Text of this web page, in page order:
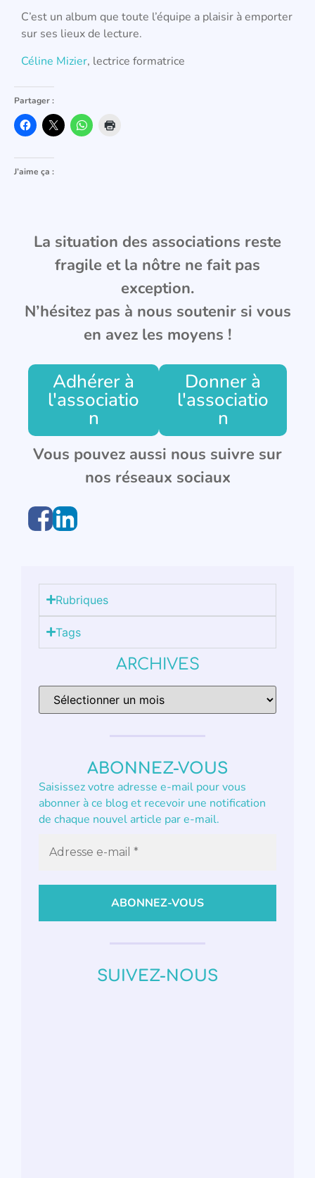
C’est un album que toute l’équipe a plaisir à emporter
sur ses lieux de lecture.
Céline Mizier, lectrice formatrice
Partager :
J’aime ça :
La situation des associations reste
fragile et la nôtre ne fait pas
exception.
N’hésitez pas à nous soutenir si vous
en avez les moyens !
Adhérer à
l'associatio
n
Donner à
l'associatio
n
Vous pouvez aussi nous suivre sur
nos réseaux sociaux
Rubriques
Tags
ARCHIVES
ABONNEZ-VOUS
Saisissez votre adresse e-mail pour vous
abonner à ce blog et recevoir une notification
de chaque nouvel article par e-mail.
SUIVEZ-NOUS